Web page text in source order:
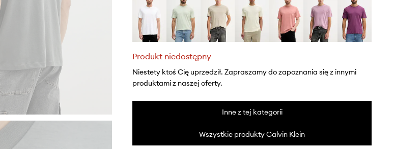
Produkt niedostępny
Niestety ktoś Cię uprzedził. Zapraszamy do zapoznania się z innymi
produktami z naszej oferty.
Inne z tej kategorii
Wszystkie produkty Calvin Klein